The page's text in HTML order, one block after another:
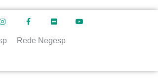
Rede Negesp